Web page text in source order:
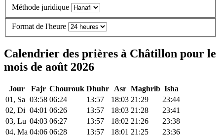
Méthode juridique
Format de l'heure
Calendrier des prières à Châtillon pour le
mois de août 2026
Jour Fajr Chourouk Dhuhr Asr Maghrib Isha
01, Sa 03:58 06:24 13:57 18:03 21:29
23:44
02, Di 04:01 06:26 13:57 18:03 21:28
23:41
03, Lu 04:03 06:27 13:57 18:02 21:26
23:38
04, Ma 04:06 06:28 13:57 18:01 21:25
23:36